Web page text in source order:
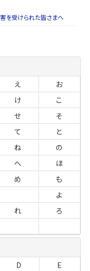
を受けられた皆さまへ
え
お
け
こ
せ
そ
て
と
ね
の
へ
ほ
め
も
よ
れ
ろ
D
E